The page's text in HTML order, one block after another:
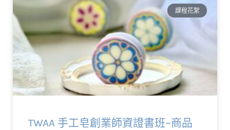
課程花絮
TWAA 手工皂創業師資證書班~商品